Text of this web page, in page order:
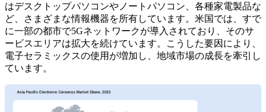
はデスクトップパソコンやノートパソコン、各種家電製品な
ど、さまざまな情報機器を所有しています。米国では、すで
に一部の都市で5Gネットワ​​ークが導入されており、そのサ
ービスエリアは拡大を続けています。こうした要因により、
電子セラミックスの使用が増加し、地域市場の成長を牽引し
ています。